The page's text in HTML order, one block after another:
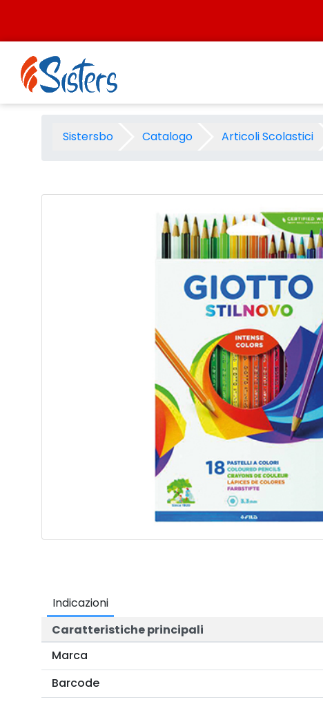
Pastelli Giotto stilnovo -
Sistersbo Catalogo Articoli Scolastici
Indicazioni
Caratteristiche principali
Marca
Barcode